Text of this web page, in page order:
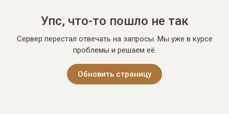
Упс, что-то пошло не так
Сервер перестал отвечать на запросы. Мы уже в курсе
проблемы и решаем её.
Обновить страницу